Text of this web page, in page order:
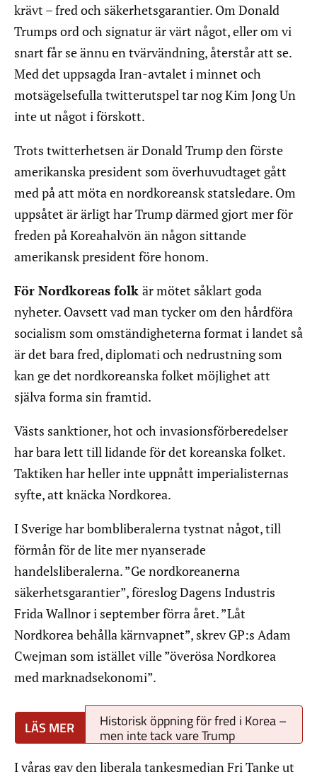
krävt – fred och säkerhetsgarantier. Om Donald
Trumps ord och signatur är värt något, eller om vi
snart får se ännu en tvärvändning, återstår att se.
Med det uppsagda Iran-avtalet i minnet och
motsägelsefulla twitterutspel tar nog Kim Jong Un
inte ut något i förskott.
Trots twitterhetsen är Donald Trump den förste
amerikanska president som överhuvudtaget gått
med på att möta en nordkoreansk statsledare. Om
uppsåtet är ärligt har Trump därmed gjort mer för
freden på Koreahalvön än någon sittande
amerikansk president före honom.
För Nordkoreas folk är mötet såklart goda
nyheter. Oavsett vad man tycker om den hårdföra
socialism som omständigheterna format i landet så
är det bara fred, diplomati och nedrustning som
kan ge det nordkoreanska folket möjlighet att
själva forma sin framtid.
Västs sanktioner, hot och invasionsförberedelser
har bara lett till lidande för det koreanska folket.
Taktiken har heller inte uppnått imperialisternas
syfte, att knäcka Nordkorea.
I Sverige har bombliberalerna tystnat något, till
förmån för de lite mer nyanserade
handelsliberalerna. ”Ge nordkoreanerna
säkerhetsgarantier”, föreslog Dagens Industris
Frida Wallnor i september förra året. ”Låt
Nordkorea behålla kärnvapnet”, skrev GP:s Adam
Cwejman som istället ville ”överösa Nordkorea
med marknadsekonomi”.
Historisk öppning för fred i Korea –
men inte tack vare Trump
I våras gav den liberala tankesmedjan Fri Tanke ut